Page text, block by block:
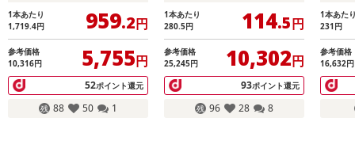
1本あたり
1,719.4円 959.2円
参考価格
10,316円 5,755円
52ポイント還元
88 50 1
1本あたり
280.5円 114.5円
参考価格
25,245円 10,302円
93ポイント還元
96 28 8
1本あた
231円
参考価格
16,632円